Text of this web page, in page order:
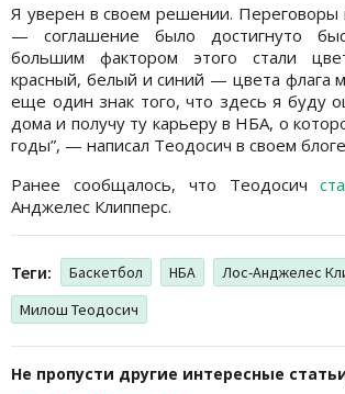
Я уверен в своем решении. Переговоры
— соглашение было достигнуто
большим фактором этого стали
красный, белый и синий — цвета флага
еще один знак того, что здесь я буду
дома и получу ту карьеру в НБА, о
годы”, — написал Теодосич в своем
Ранее сообщалось, что Теодосич
Анджелес Клипперс.
Теги: Баскетбол НБА
Лос-Анджелес
Милош Теодосич
Не пропусти другие интересные